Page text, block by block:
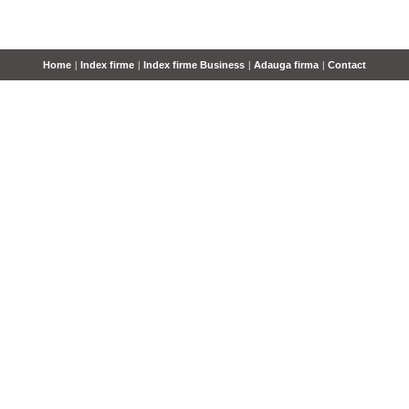
Home | Index firme | Index firme Business | Adauga firma | Contact